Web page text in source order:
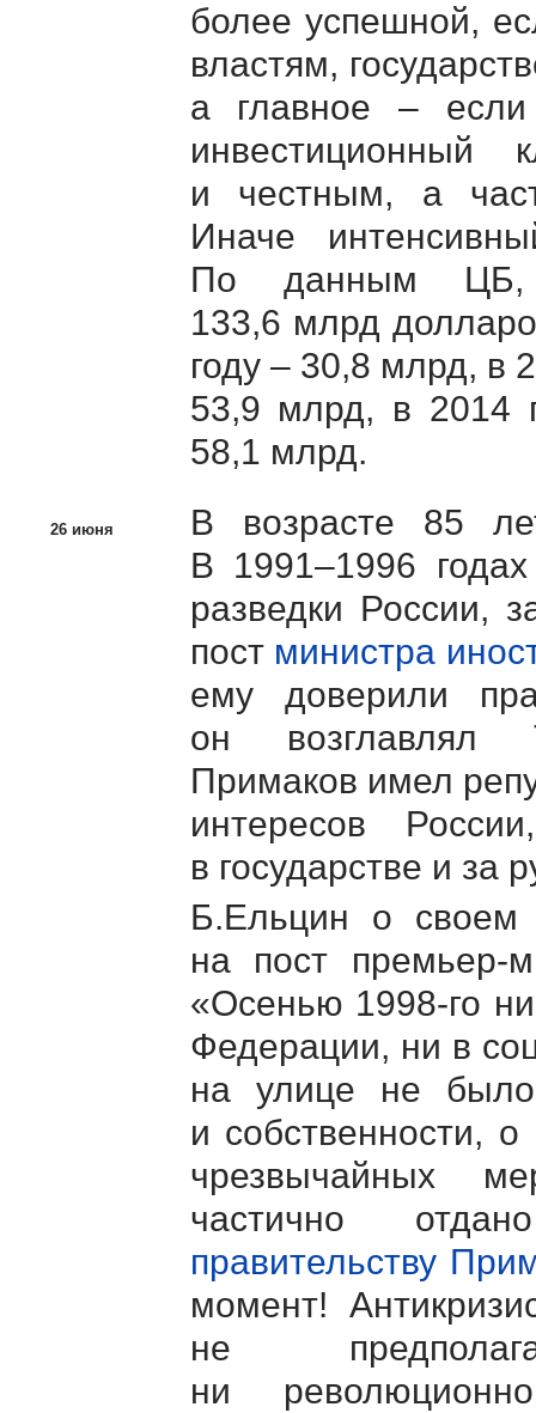
более успешной,
властям,
а главное –
и честным, а
Иначе
По данным ЦБ,
133,6 млрд
году – 30,8 млрд, в
53,9 млрд, в 2014
58,1 млрд.
26 июня
В возрасте 85
В 1991–1996
разведки России,
пост министра
ему доверили
он возглавлял
Примаков имел
интересов
в государстве и за
Б.Ельцин о своем
на пост премьер-
«Осенью 1998-го
Федерации, ни в
на улице не было
и собственности,
чрезвычайных
частично
правительству
момент!
не
ни